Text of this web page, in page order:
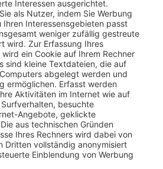
Interessen ausgerichtet.
als Nutzer, indem Sie Werbung
Ihren Interessensgebieten passt
weniger zufällig gestreute
wird. Zur Erfassung Ihres
ein Cookie auf Ihrem Rechner
sind kleine Textdateien, die auf
abgelegt werden und
ermöglichen. Erfasst werden
Aktivitäten im Internet wie auf
besuchte
Angebote, geklickte
aus technischen Gründen
Ihres Rechners wird dabei von
Dritten vollständig anonymisiert
Einblendung von Werbung